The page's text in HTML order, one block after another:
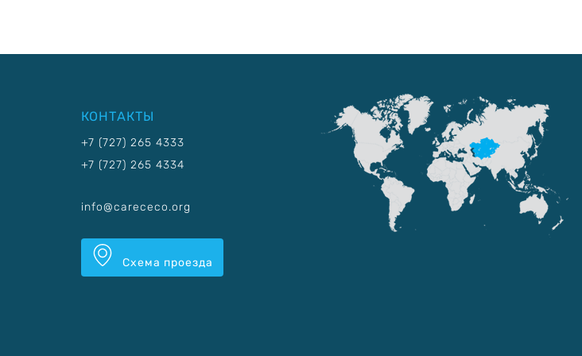
КОНТАКТЫ
+7 (727) 265 4333
+7 (727) 265 4334
info@carececo.org
Схема проезда